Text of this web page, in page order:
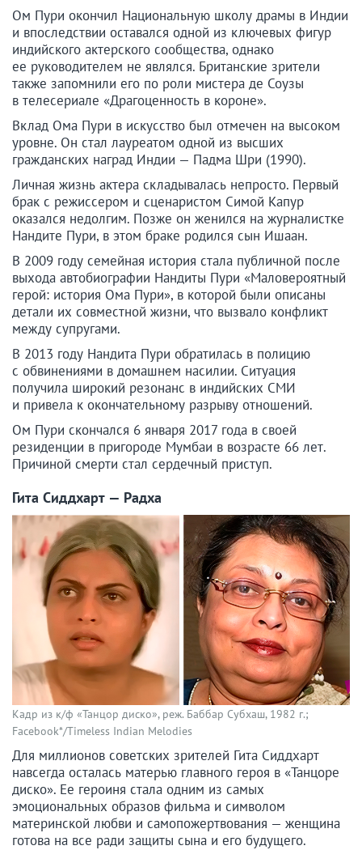
Ом Пури окончил Национальную школу драмы в Индии
и впоследствии оставался одной из ключевых фигур
индийского актерского сообщества, однако
ее руководителем не являлся. Британские зрители
также запомнили его по роли мистера де Соузы
в телесериале «Драгоценность в короне».
Вклад Ома Пури в искусство был отмечен на высоком
уровне. Он стал лауреатом одной из высших
гражданских наград Индии — Падма Шри (1990).
Личная жизнь актера складывалась непросто. Первый
брак с режиссером и сценаристом Симой Капур
оказался недолгим. Позже он женился на журналистке
Нандите Пури, в этом браке родился сын Ишаан.
В 2009 году семейная история стала публичной после
выхода автобиографии Нандиты Пури «Маловероятный
герой: история Ома Пури», в которой были описаны
детали их совместной жизни, что вызвало конфликт
между супругами.
В 2013 году Нандита Пури обратилась в полицию
с обвинениями в домашнем насилии. Ситуация
получила широкий резонанс в индийских СМИ
и привела к окончательному разрыву отношений.
Ом Пури скончался 6 января 2017 года в своей
резиденции в пригороде Мумбаи в возрасте 66 лет.
Причиной смерти стал сердечный приступ.
Гита Сиддхарт — Радха
Кадр из к/ф «Танцор диско», реж. Баббар Субхаш, 1982 г.;
Facebook*/Timeless Indian Melodies
Для миллионов советских зрителей Гита Сиддхарт
навсегда осталась матерью главного героя в «Танцоре
диско». Ее героиня стала одним из самых
эмоциональных образов фильма и символом
материнской любви и самопожертвования — женщина
готова на все ради защиты сына и его будущего.